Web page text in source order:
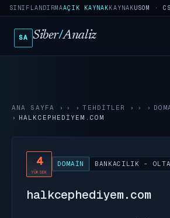
SINIFLANDIRMAAÇIK KAYNAKKAYNAKUSOM ·
SA Siber/Analiz
ANA SAYFA › TEHDITLER ›
HALKCEPHEDIYEM.COM
4
YÜKSEK
DOMAIN BANKACILIK -
halkcephediyem.com